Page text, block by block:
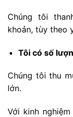
Chúng tôi
khoản, tùy theo
Tôi có số
Chúng tôi thu
lớn.
Với kinh